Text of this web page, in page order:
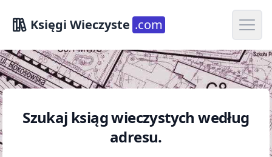
Księgi Wieczyste .com Open
Szukaj ksiąg wieczystych według
adresu.